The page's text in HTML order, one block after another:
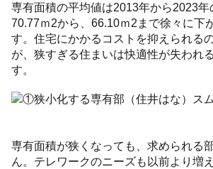
専有面積の平均値は2013年から2023年
70.77ｍ2から、66.10ｍ2まで徐々に下
す。住宅にかかるコストを抑えられる
が、狭すぎる住まいは快適性が失われ
す。
専有面積が狭くなっても、求められる
ん。テレワークのニーズも以前より増